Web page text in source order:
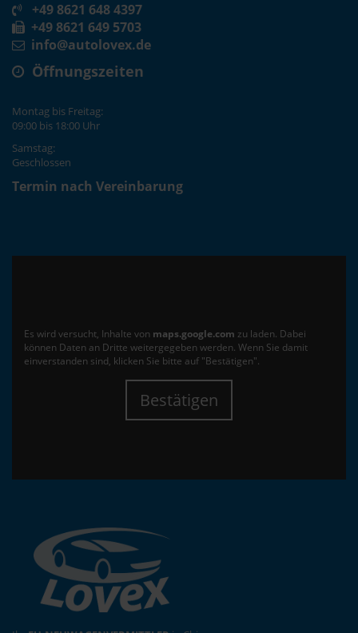
+49 8621 648 4397
+49 8621 649 5703
info@autolovex.de
Öffnungszeiten
Montag bis Freitag:
09:00 bis 18:00 Uhr
Samstag:
Geschlossen
Termin nach Vereinbarung
Es wird versucht, Inhalte von maps.google.com zu laden. Dabei
können Daten an Dritte weitergegeben werden. Wenn Sie damit
einverstanden sind, klicken Sie bitte auf "Bestätigen".
Bestätigen